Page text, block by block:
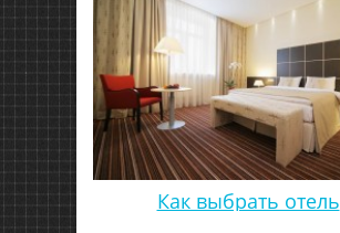
Как выбрать отель